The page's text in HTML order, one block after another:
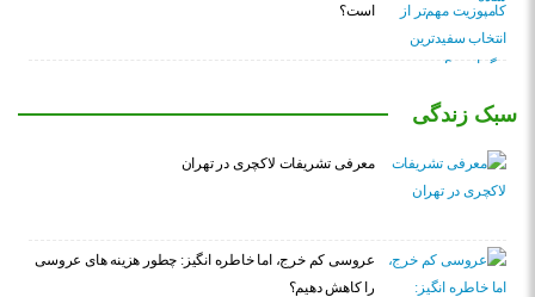
است؟
سبک زندگی
معرفی تشریفات لاکچری در تهران
عروسی کم خرج، اما خاطره انگیز: چطور هزینه های عروسی
را کاهش دهیم؟